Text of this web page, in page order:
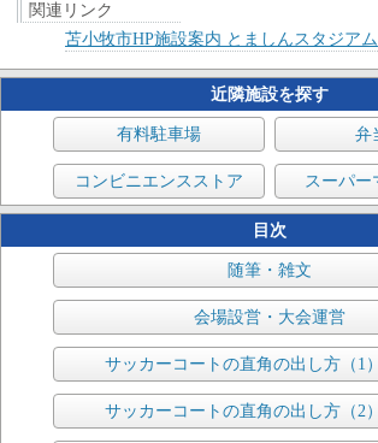
関連リンク
苫小牧市HP施設案内 とましんスタジアム
近隣施設を探す
有料駐車場 弁
コンビニエンスストア スーパー
目次
随筆・雑文
会場設営・大会運営
サッカーコートの直角の出し方（1
サッカーコートの直角の出し方（2